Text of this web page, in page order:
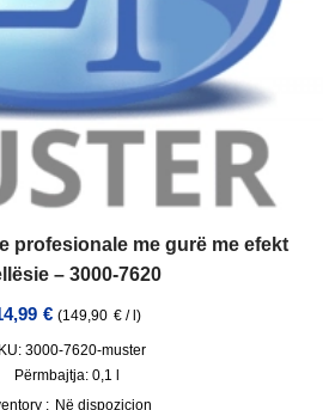
profesionale me gurë me efekt
– 3000-7620
€ (149,90 €/ )
3000-7620-muster
Përmbajtja: 0,1 l
: Në dispozicion